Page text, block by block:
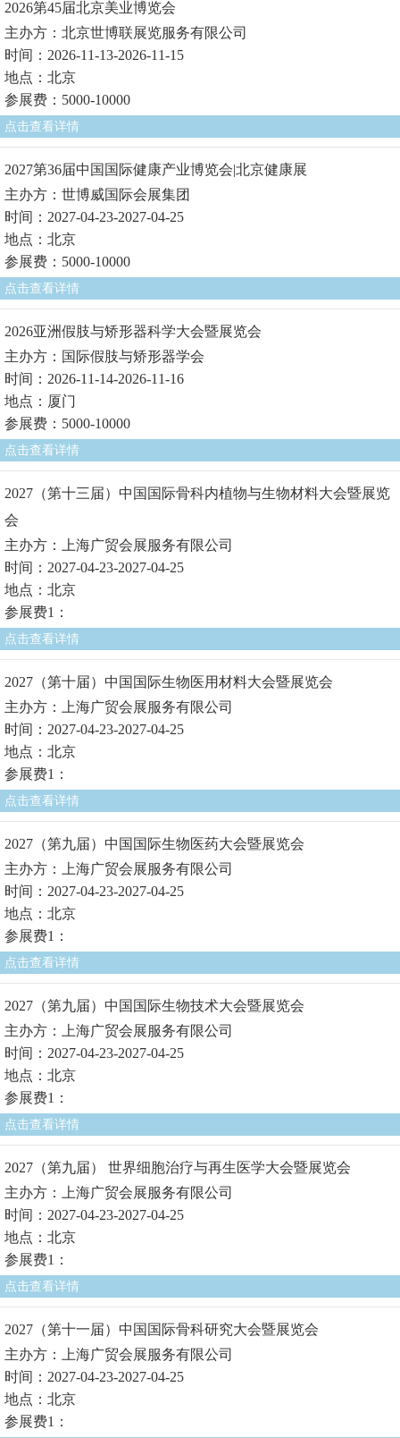
2026第45届北京美业博览会
主办方：北京世博联展览服务有限公司
时间：2026-11-13-2026-11-15
地点：北京
参展费：5000-10000
点击查看详情
2027第36届中国国际健康产业博览会|北京健康展
主办方：世博威国际会展集团
时间：2027-04-23-2027-04-25
地点：北京
参展费：5000-10000
点击查看详情
2026亚洲假肢与矫形器科学大会暨展览会
主办方：国际假肢与矫形器学会
时间：2026-11-14-2026-11-16
地点：厦门
参展费：5000-10000
点击查看详情
2027（第十三届）中国国际骨科内植物与生物材料大会暨展览
会
主办方：上海广贸会展服务有限公司
时间：2027-04-23-2027-04-25
地点：北京
参展费1：
点击查看详情
2027（第十届）中国国际生物医用材料大会暨展览会
主办方：上海广贸会展服务有限公司
时间：2027-04-23-2027-04-25
地点：北京
参展费1：
点击查看详情
2027（第九届）中国国际生物医药大会暨展览会
主办方：上海广贸会展服务有限公司
时间：2027-04-23-2027-04-25
地点：北京
参展费1：
点击查看详情
2027（第九届）中国国际生物技术大会暨展览会
主办方：上海广贸会展服务有限公司
时间：2027-04-23-2027-04-25
地点：北京
参展费1：
点击查看详情
2027（第九届） 世界细胞治疗与再生医学大会暨展览会
主办方：上海广贸会展服务有限公司
时间：2027-04-23-2027-04-25
地点：北京
参展费1：
点击查看详情
2027（第十一届）中国国际骨科研究大会暨展览会
主办方：上海广贸会展服务有限公司
时间：2027-04-23-2027-04-25
地点：北京
参展费1：